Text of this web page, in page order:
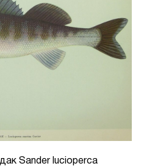
Sander lucioperca